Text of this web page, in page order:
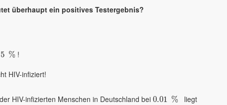
überhaupt ein positives Testergebnis?
%
% !
HIV-infiziert!
HIV-infizierten Menschen in Deutschland bei 0.01 %
0.01 %
liegt